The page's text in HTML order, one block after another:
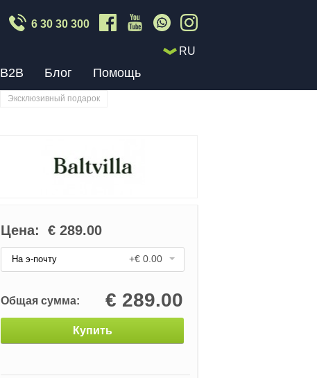
6 30 30 300
RU
B2B Блог Помощь
Эксклюзивный подарок
Цена: € 289.00
На э-почту +€ 0.00
Общая сумма: € 289.00
Купить